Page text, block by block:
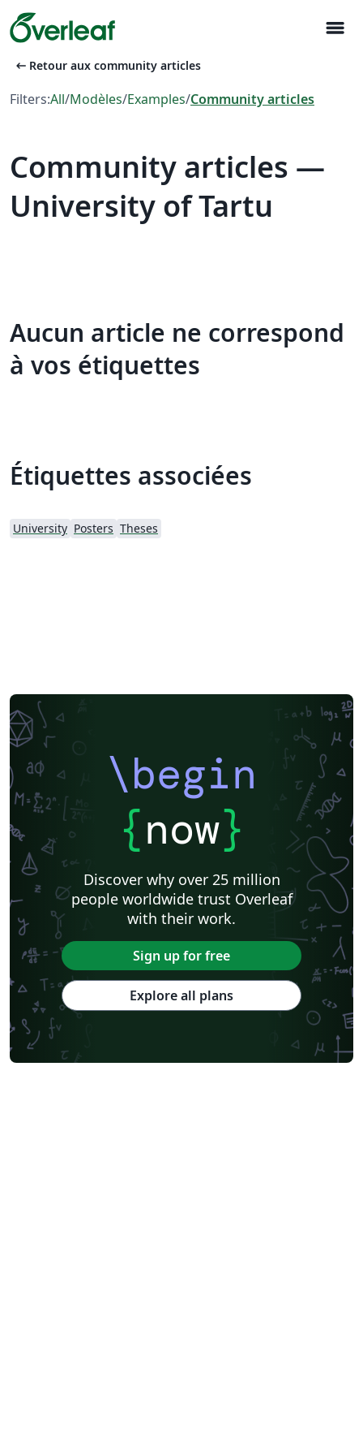
menu
arrow_left_alt Retour aux community articles
Filters:All/Modèles/Examples/Community articles
Community articles —
University of Tartu
Aucun article ne correspond
à vos étiquettes
Étiquettes associées
University Posters Theses
\begin
{now}
Discover why over 25 million
people worldwide trust Overleaf
with their work.
Sign up for free
Explore all plans